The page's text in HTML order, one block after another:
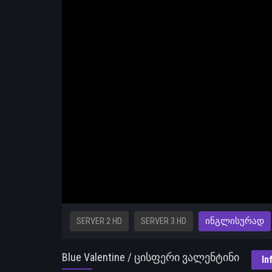
SERVER 2 HD SERVER 3 HD ᲘᲜᲒᲚᲘᲡᲣᲠᲐᲓ
Blue Valentine / ცისფერი ვალენტინი